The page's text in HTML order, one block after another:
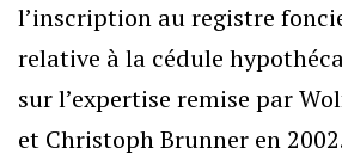
l’inscription au registre
relative à la cédule
sur l’expertise remise par
et Christoph Brunner en